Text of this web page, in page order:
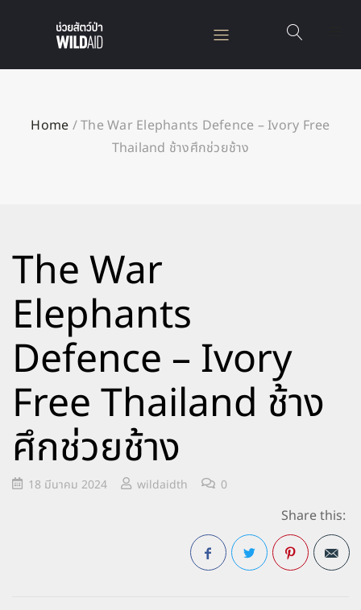
Home /The War Elephants Defence – Ivory Free
Thailand ช้างศึกช่วยช้าง
The War
Elephants
Defence – Ivory
Free Thailand ช้าง
ศึกช่วยช้าง
18 มีนาคม 2024 wildaidth 0
Share this: